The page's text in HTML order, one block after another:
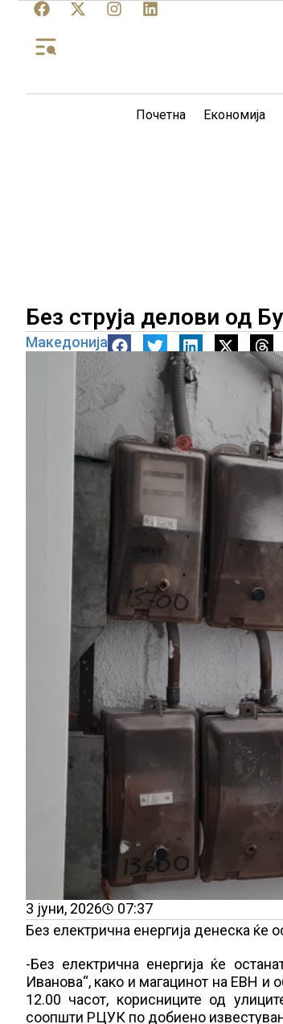
Почетна Економија
Без струја делови од
Македонија
3 јуни, 2026
07:37
Без електрична енергија денеска ќе
-Без електрична енергија ќе
Иванова“, како и магацинот на ЕВН и
12.00 часот, корисниците од
соопшти РЦУК по добиено